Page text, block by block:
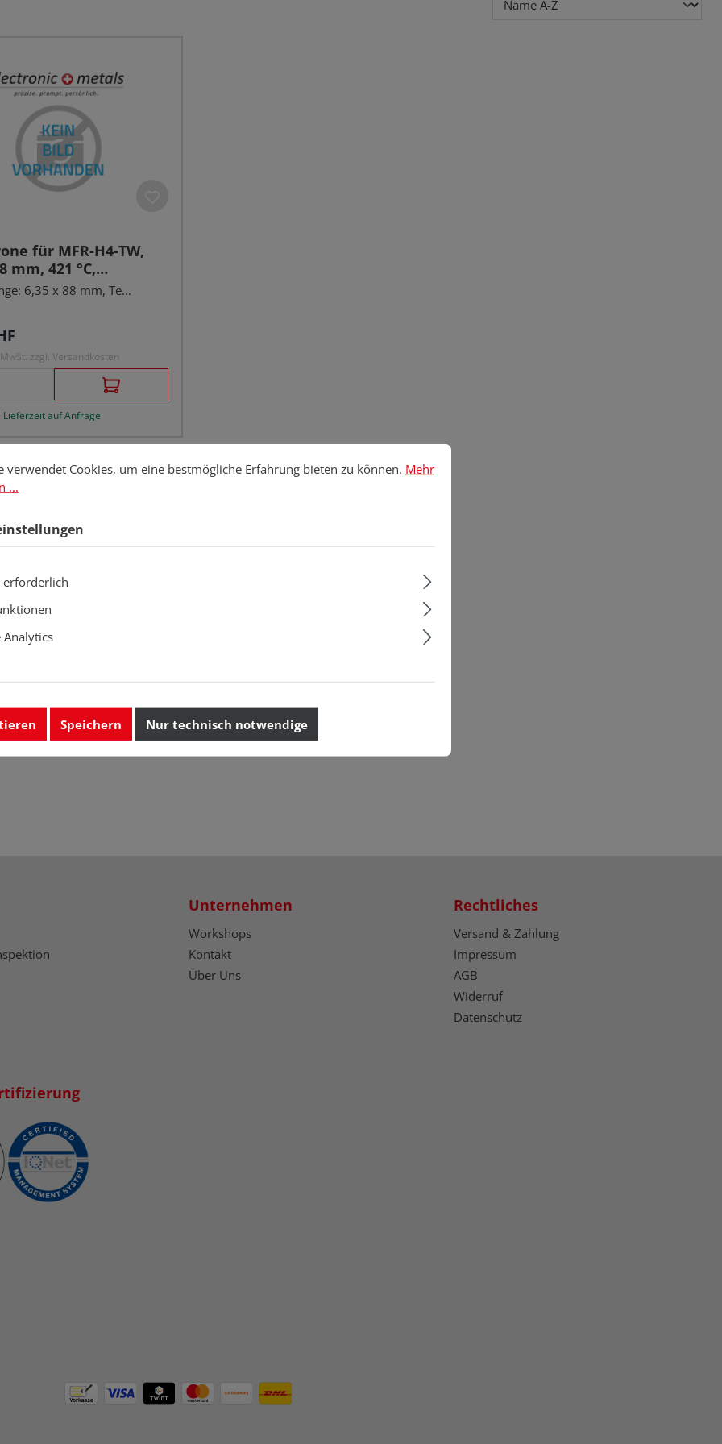
für MFR-H4-TW,
mm, 421 °C,
6,35 x 88 mm, Te...
Preis:
zzgl. Versandkosten
auf Anfrage
Unternehmen
Workshops
Kontakt
Über Uns
Rechtliches
Versand & Zahlung
Impressum
AGB
Widerruf
Datenschutz
Cookies, um eine bestmögliche Erfahrung bieten zu können.
Mehr Informationen ...
verwendet Cookies, um eine bestmögliche Erfahrung bieten zu können. Mehr
...
erforderlich
Analytics
Speichern Nur technisch notwendige